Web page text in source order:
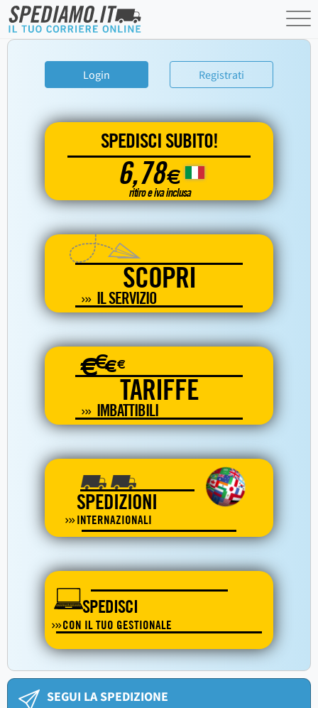
Login Registrati
SPEDISCI SUBITO!
6,78€
ritiro e iva inclusa
SCOPRI
IL SERVIZIO
€€€€
TARIFFE
IMBATTIBILI
SPEDIZIONI
INTERNAZIONALI
SPEDISCI
CON IL TUO GESTIONALE
SEGUI LA SPEDIZIONE